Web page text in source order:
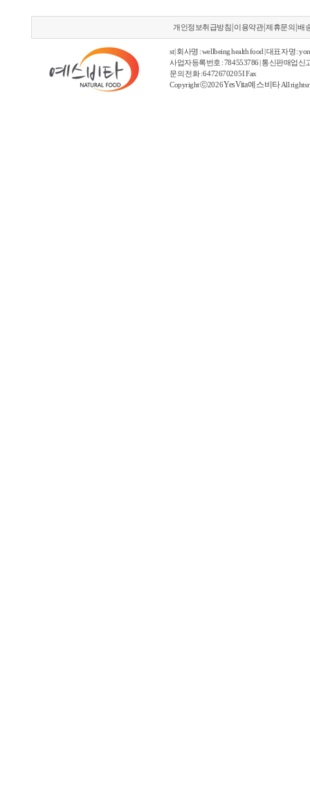
개인정보취급방침 이용약관|제휴문의 |배
st | 회사명 : wellbeing health food | 대표자명 :
사업자등록번호 : 784553786 | 통신판매업신
문의 전화 : 6472670205 I Fax
Copyright ⓒ2026YesVita 예스비타All rights